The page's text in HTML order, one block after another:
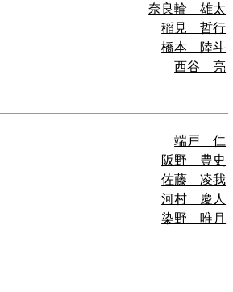
奈良輪 雄太
稲見 哲行
橋本 陸斗
西谷 亮
端戸 仁
阪野 豊史
佐藤 凌我
河村 慶人
染野 唯月